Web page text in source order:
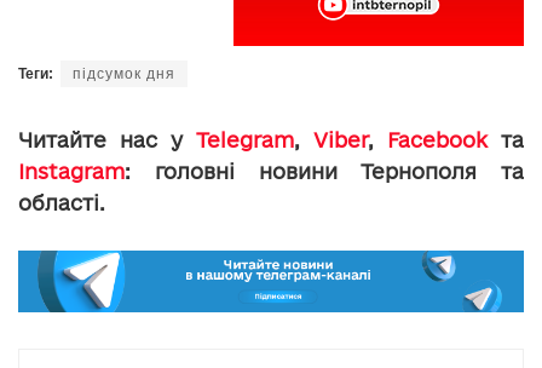
Теги: підсумок дня
Читайте нас у Telegram, Viber, Facebookта
Instagram: головні новини Тернополя та
області.